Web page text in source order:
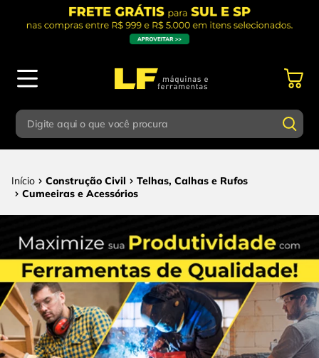
Digite aqui o que você procura
Construção Civil
Telhas, Calhas e Rufos
Cumeeiras e Acessórios
1 parafusadeira
2º caixa ferramentas
3º esmerilhadeira
4º escada
5º serra circular
6 º serra copo
7º luva
Termos mais buscados
parafusadeira
caixa ferramentas
3º esmerilhadeira
escada
5 º serra circular